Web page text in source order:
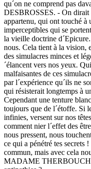
qu´on ne comprend pas
DESBROSSES. - On dirait
appartenu, qui ont touché à
imperceptibles qui se
la vieille doctrine
nous. Cela tient à la vision,
des simulacres minces et
´élancent vers nos yeux.
malfaisantes de ces
par l´expérience qu´ils ne
qui résisterait longtemps à
Cependant une tenture
toujours que de l´étoffe. Si
infinies, versent sur nos
comment nier l´effet des
nous pressent, nous
ce qui a pénétré tes secrets
commun, mais avec cela
MADAME